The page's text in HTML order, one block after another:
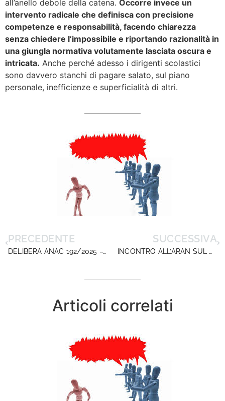
all’anello debole della catena. Occorre invece un
intervento radicale che definisca con precisione
competenze e responsabilità, facendo chiarezza
senza chiedere l’impossibile e riportando razionalità in
una giungla normativa volutamente lasciata oscura e
intricata. Anche perché adesso i dirigenti scolastici
sono davvero stanchi di pagare salato, sul piano
personale, inefficienze e superficialità di altri.
PRECEDENTE
DELIBERA ANAC 192/2025 –WEBINAR IL 28 MAGGIO
SUCCESSIVA
INCONTRO ALL’ARAN SUL CCNQ: CODIRP LANCIA LA PROPOSTA DI RIFORMA DELL’AREA ISTRUZIONE E RICERCA
Articoli correlati